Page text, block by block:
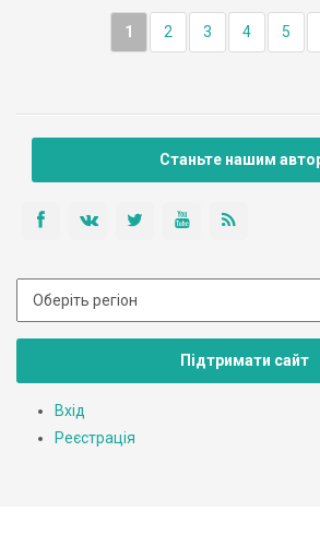
1 2 3 4 5
Станьте нашим
Підтримати сайт
Вхід
Реєстрація